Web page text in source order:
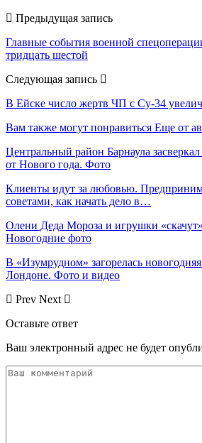
Предыдущая запись
Главные события военной
тридцать шестой
Следующая запись
В Ейске число жертв ЧП с Су-34
Вам также могут понравиться Еще от
Центральный район Барнаула
от Нового года. Фото
Клиенты идут за любовью.
советами, как начать дело в…
Олени Деда Мороза и игрушки
Новогодние фото
В «Изумрудном» загорелась
Лондоне. Фото и видео
Prev Next
Оставьте ответ
Ваш электронный адрес не будет